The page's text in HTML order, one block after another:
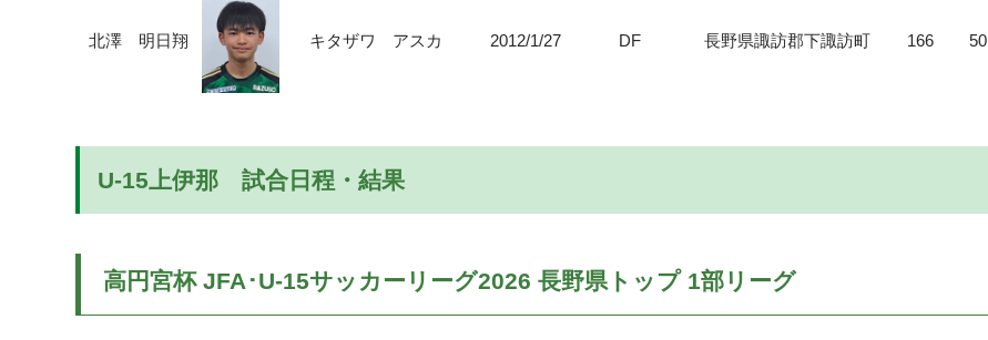
北澤 明日翔 キタザワ アスカ 2012/1/27 DF 長野県諏訪郡下諏訪町 166 50
U-15上伊那 試合日程・結果
高円宮杯 JFA･U-15サッカーリーグ2026 長野県トップ 1部リーグ